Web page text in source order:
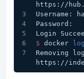
https://
Username:
Password:
Login
$ docker
Removing
https://